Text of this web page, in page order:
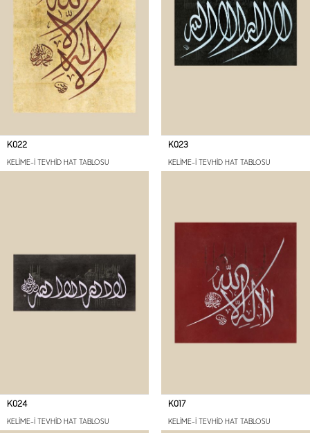
K022
KELİME-İ TEVHİD HAT TABLOSU
K023
KELİME-İ TEVHİD HAT TABLOSU
K024
KELİME-İ TEVHİD HAT TABLOSU
K017
KELİME-İ TEVHİD HAT TABLOSU